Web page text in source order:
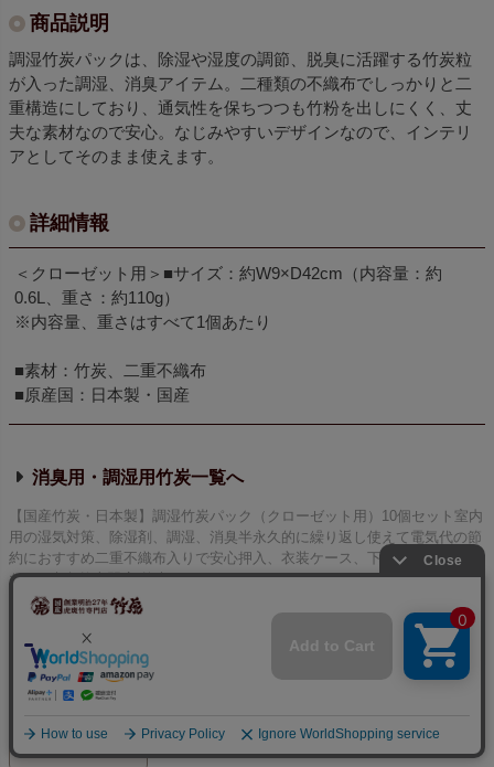
商品説明
調湿竹炭パックは、除湿や湿度の調節、脱臭に活躍する竹炭粒
が入った調湿、消臭アイテム。二種類の不織布でしっかりと二
重構造にしており、通気性を保ちつつも竹粉を出しにくく、丈
夫な素材なので安心。なじみやすいデザインなので、インテリ
アとしてそのまま使えます。
詳細情報
＜クローゼット用＞■サイズ：約W9×D42cm（内容量：約
0.6L、重さ：約110g）
※内容量、重さはすべて1個あたり
■素材：竹炭、二重不織布
■原産国：日本製・国産
消臭用・調湿用竹炭
【国産竹炭・日本製】調湿竹炭パック（クローゼット用）10個セット室内
用の湿気対策、除湿剤、調湿、消臭半永久的に繰り返し使えて電気代の節
約におすすめ二重不織布入りで安心押入、衣装ケース、下駄箱、キッチン
など | 虎斑竹専門店 竹虎
レビューを書く